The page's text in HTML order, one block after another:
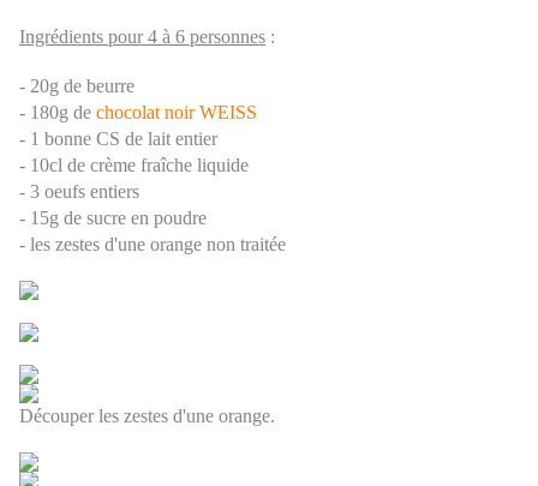
Ingrédients pour 4 à 6 personnes :
- 20g de beurre
- 180g de chocolat noir WEISS
- 1 bonne CS de lait entier
- 10cl de crème fraîche liquide
- 3 oeufs entiers
- 15g de sucre en poudre
- les zestes d'une orange non traitée
Découper les zestes d'une orange.